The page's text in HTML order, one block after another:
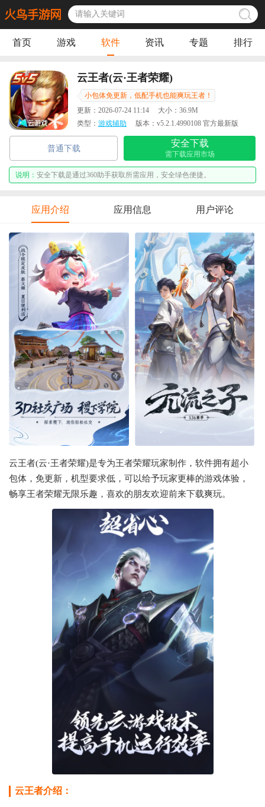
首页 游戏 软件 资讯 专题 排行
云王者(云·王者荣耀)
小包体免更新，低配手机也能爽玩王者！
更新： 2026-07-24 11:14 大小： 36.9M
类型： 游戏辅助 版本： v5.2.1.4990108 官方最新版
普通下载
安全下载
需下载应用市场
说明： 安全下载是通过360助手获取所需应用，安全绿色便捷。
应用介绍 应用信息 用户评论
云王者(云·王者荣耀)是专为王者荣耀玩家制作，软件拥有超小
包体，免更新，机型要求低，可以给予玩家更棒的游戏体验，
畅享王者荣耀无限乐趣，喜欢的朋友欢迎前来下载爽玩。
云王者介绍：